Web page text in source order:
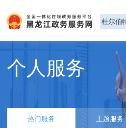
个人服务
热门服务 主题服务